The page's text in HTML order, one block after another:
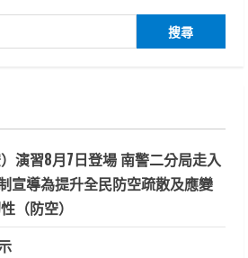
演習8月7日登場 南警二分局走入
宣導為提升全民防空疏散及應變
（防空）